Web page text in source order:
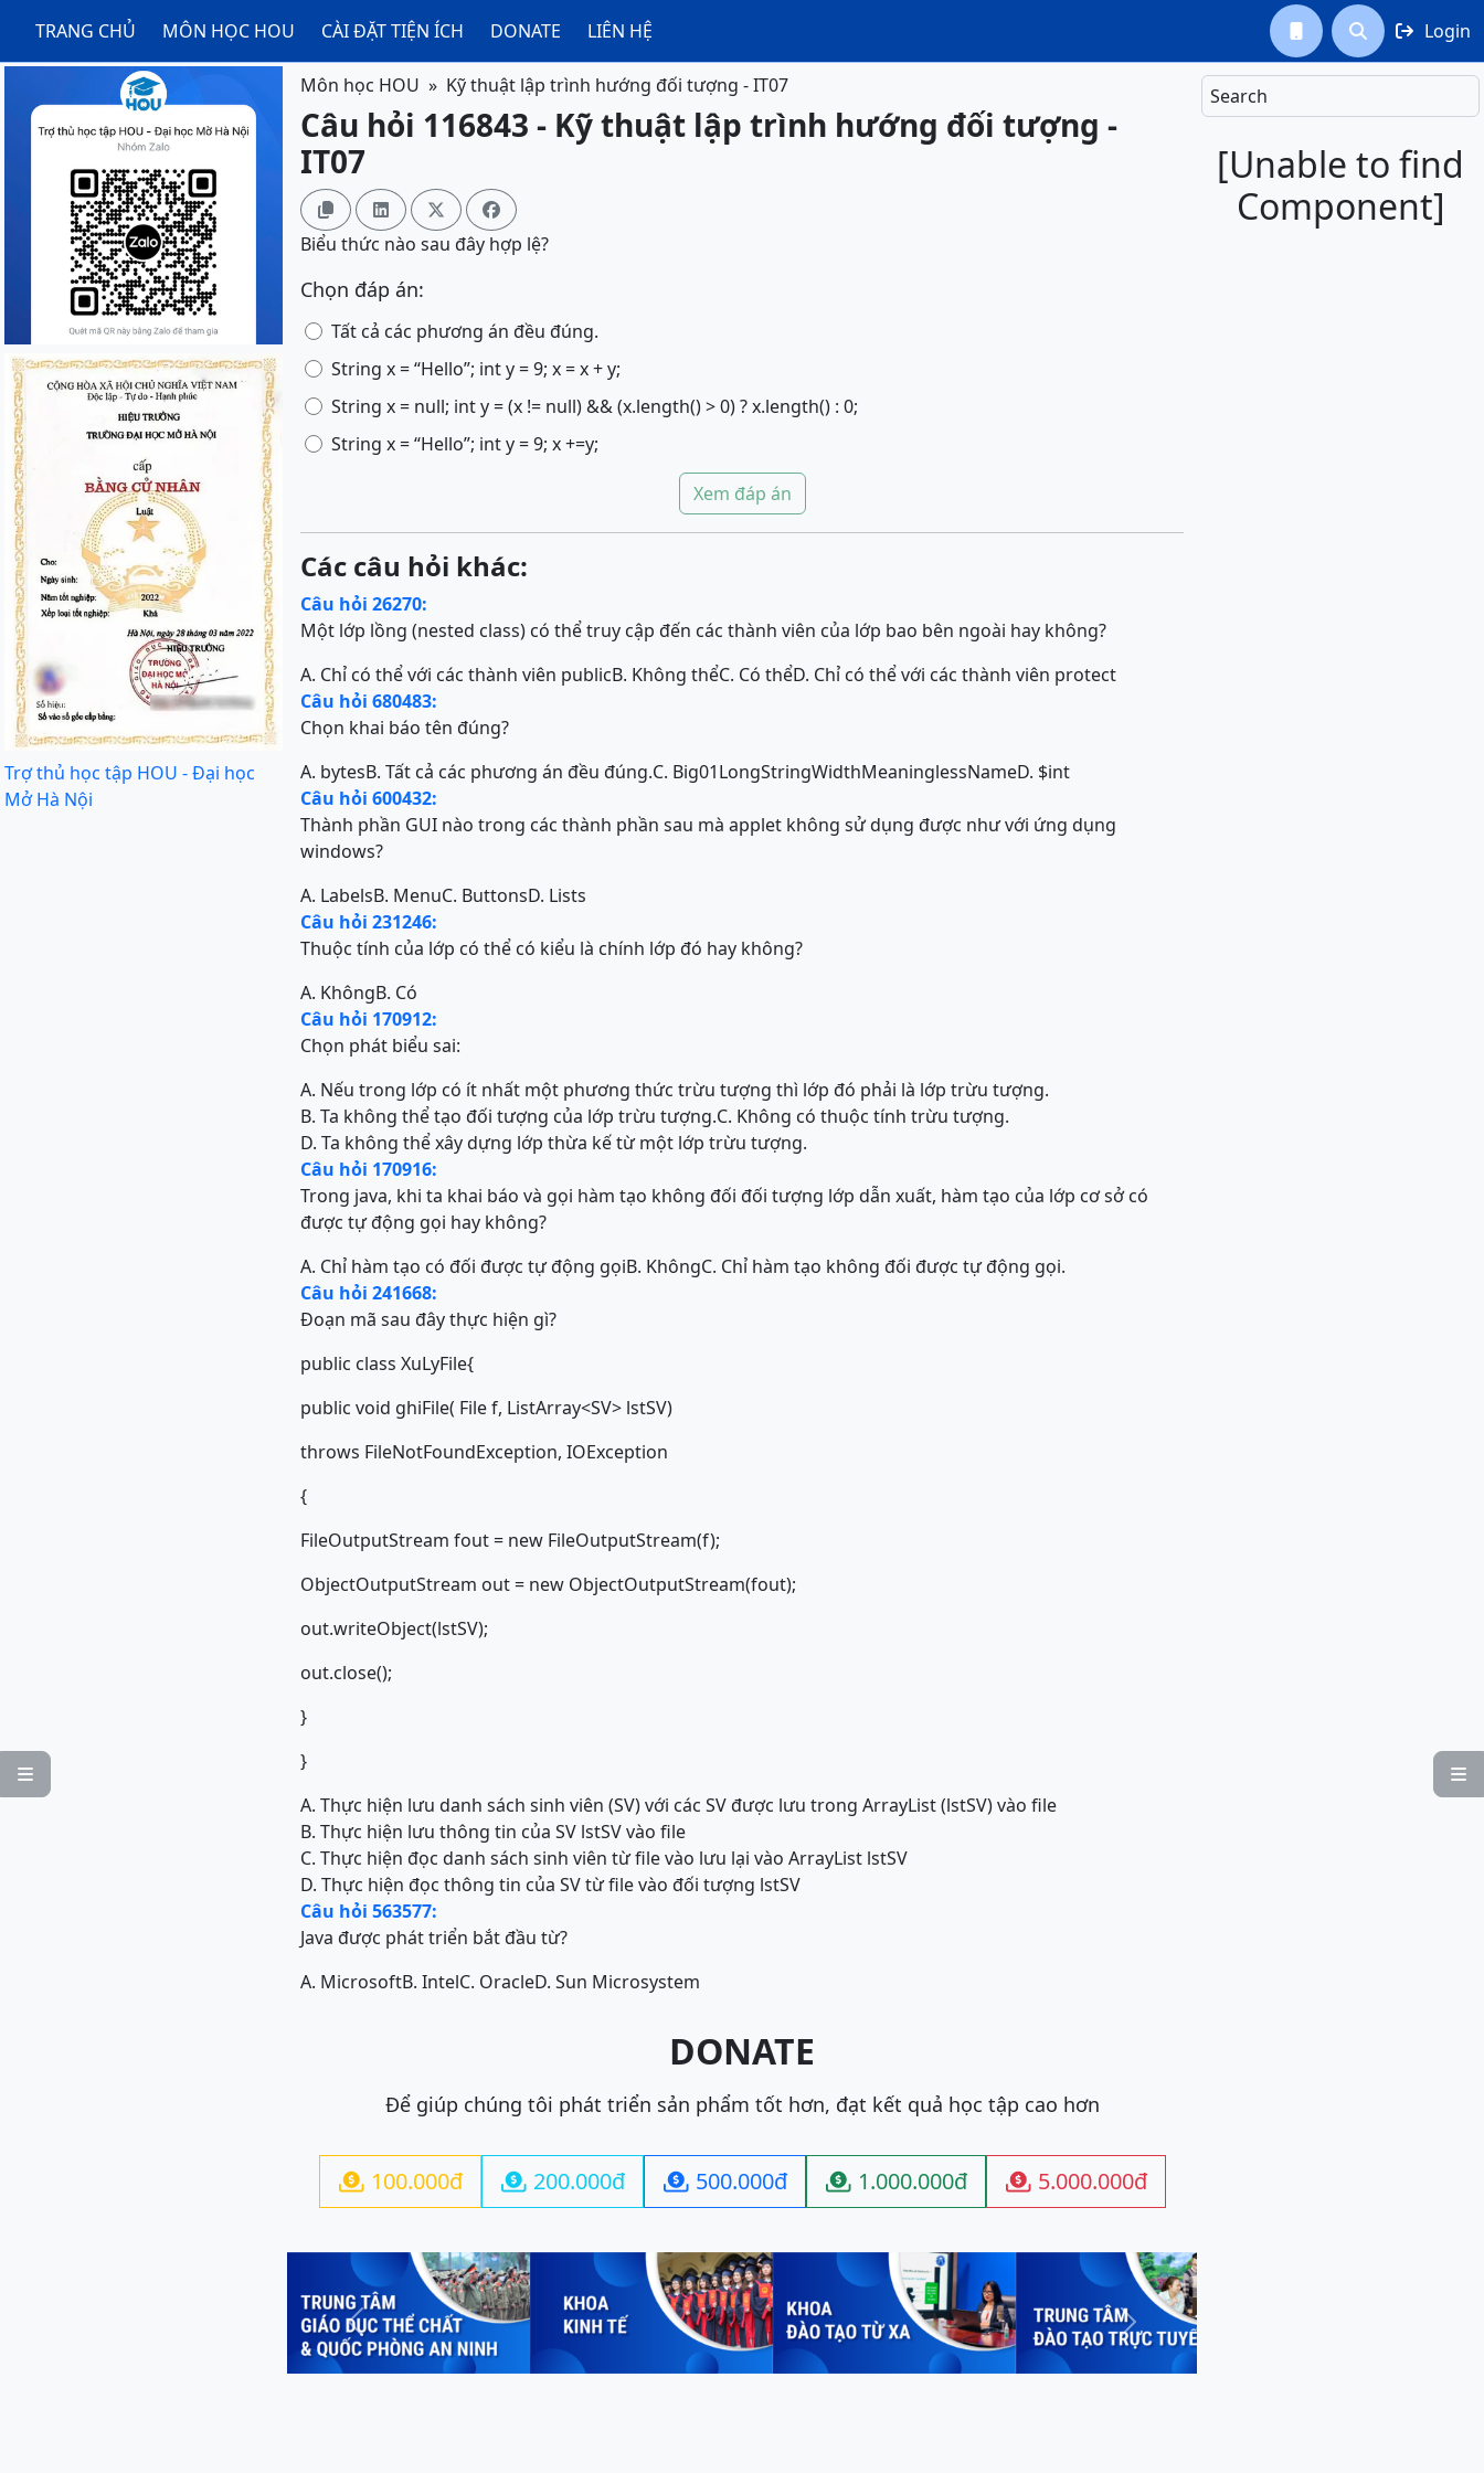
TRANG CHỦ MÔN HỌC HOU CÀI ĐẶT TIỆN ÍCH DONATE LIÊN HỆ   Login

Search
[Unable to find
Component]

Trợ thủ học tập HOU - Đại học
Mở Hà Nội
Môn học HOU Kỹ thuật lập trình hướng đối tượng - IT07
Câu hỏi 116843 - Kỹ thuật lập trình hướng đối tượng -
IT07
   
Biểu thức nào sau đây hợp lệ?
Chọn đáp án:
Tất cả các phương án đều đúng.
String x = “Hello”; int y = 9; x = x + y;
String x = null; int y = (x != null) && (x.length() > 0) ? x.length() : 0;
String x = “Hello”; int y = 9; x +=y;
Xem đáp án
Các câu hỏi khác:
Câu hỏi 26270:
Một lớp lồng (nested class) có thể truy cập đến các thành viên của lớp bao bên ngoài hay không?
A. Chỉ có thể với các thành viên publicB. Không thểC. Có thểD. Chỉ có thể với các thành viên protect
Câu hỏi 680483:
Chọn khai báo tên đúng?
A. bytesB. Tất cả các phương án đều đúng.C. Big01LongStringWidthMeaninglessNameD. $int
Câu hỏi 600432:
Thành phần GUI nào trong các thành phần sau mà applet không sử dụng được như với ứng dụng
windows?
A. LabelsB. MenuC. ButtonsD. Lists
Câu hỏi 231246:
Thuộc tính của lớp có thể có kiểu là chính lớp đó hay không?
A. KhôngB. Có
Câu hỏi 170912:
Chọn phát biểu sai:
A. Nếu trong lớp có ít nhất một phương thức trừu tượng thì lớp đó phải là lớp trừu tượng.
B. Ta không thể tạo đối tượng của lớp trừu tượng.C. Không có thuộc tính trừu tượng.
D. Ta không thể xây dựng lớp thừa kế từ một lớp trừu tượng.
Câu hỏi 170916:
Trong java, khi ta khai báo và gọi hàm tạo không đối đối tượng lớp dẫn xuất, hàm tạo của lớp cơ sở có
được tự động gọi hay không?
A. Chỉ hàm tạo có đối được tự động gọiB. KhôngC. Chỉ hàm tạo không đối được tự động gọi.
Câu hỏi 241668:
Đoạn mã sau đây thực hiện gì?
public class XuLyFile{
public void ghiFile( File f, ListArray<SV> lstSV)
throws FileNotFoundException, IOException
{
FileOutputStream fout = new FileOutputStream(f);
ObjectOutputStream out = new ObjectOutputStream(fout);
out.writeObject(lstSV);
out.close();
}
}
A. Thực hiện lưu danh sách sinh viên (SV) với các SV được lưu trong ArrayList (lstSV) vào file
B. Thực hiện lưu thông tin của SV lstSV vào file
C. Thực hiện đọc danh sách sinh viên từ file vào lưu lại vào ArrayList lstSV
D. Thực hiện đọc thông tin của SV từ file vào đối tượng lstSV
Câu hỏi 563577:
Java được phát triển bắt đầu từ?
A. MicrosoftB. IntelC. OracleD. Sun Microsystem
DONATE
Để giúp chúng tôi phát triển sản phẩm tốt hơn, đạt kết quả học tập cao hơn
 100.000đ  200.000đ  500.000đ  1.000.000đ  5.000.000đ
Previous Next